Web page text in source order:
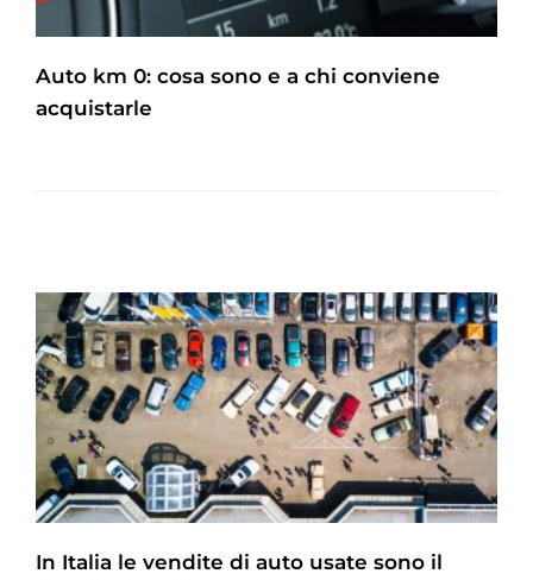
Auto km 0: cosa sono e a chi conviene
acquistarle
In Italia le vendite di auto usate sono il